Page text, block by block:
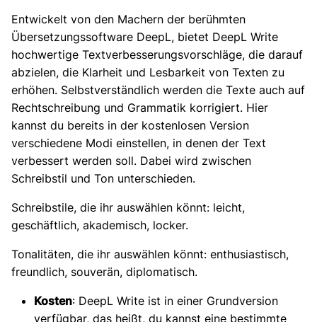
Entwickelt von den Machern der berühmten
Übersetzungssoftware DeepL, bietet DeepL Write
hochwertige Textverbesserungsvorschläge, die darauf
abzielen, die Klarheit und Lesbarkeit von Texten zu
erhöhen. Selbstverständlich werden die Texte auch auf
Rechtschreibung und Grammatik korrigiert. Hier
kannst du bereits in der kostenlosen Version
verschiedene Modi einstellen, in denen der Text
verbessert werden soll. Dabei wird zwischen
Schreibstil und Ton unterschieden.
Schreibstile, die ihr auswählen könnt: leicht,
geschäftlich, akademisch, locker.
Tonalitäten, die ihr auswählen könnt: enthusiastisch,
freundlich, souverän, diplomatisch.
Kosten: DeepL Write ist in einer Grundversion
verfügbar, das heißt, du kannst eine bestimmte